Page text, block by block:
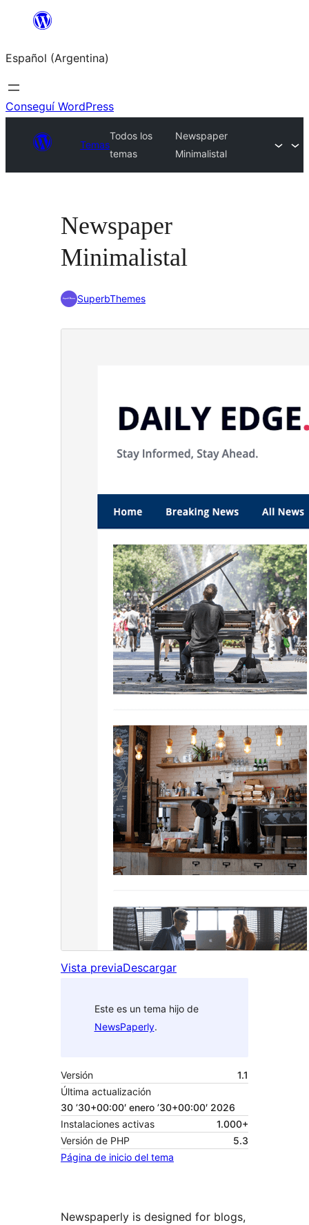
Saltar
contenido
Español (Argentina)
Conseguí WordPress
Temas
Todos los
temas
Newspaper
Minimalistal
Newspaper
Minimalistal
SuperbThemes
Vista previaDescargar
Este es un tema hijo de
NewsPaperly.
Versión
1.1
Última actualización
30 ’30+00:00′ enero ’30+00:00′ 2026
Instalaciones activas
1.000+
Versión de PHP
5.3
Página de inicio del tema
Newspaperly is designed for blogs,